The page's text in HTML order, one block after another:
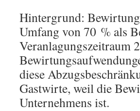
Hintergrund:
Umfang von 70 % als
Veranlagungszeitraum
diese
Gastwirte, weil die
Unternehmens ist.